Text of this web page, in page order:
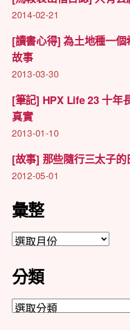
2014-02-21
[讀書心得] 為土地種一
故事
2013-03-30
[筆記] HPX Life 23 十年
真實
2013-01-10
[故事] 那些隨行三太子
2012-05-01
彙整
彙
分類
分